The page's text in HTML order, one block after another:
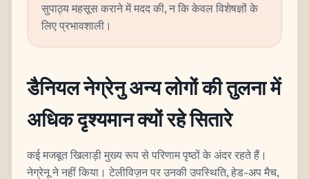
सुपाठ्य महसूस कराने में मदद की, न कि केवल विशेषज्ञों के
लिए प्रभावशाली।
डैनियल नेग्रेनु अन्य लोगों की तुलना में
अधिक दृश्यमान क्यों रहे सितारे
कई मजबूत खिलाड़ी मुख्य रूप से परिणाम पृष्ठों के अंदर रहते हैं।
नेग्रेनू ने नहीं किया। टेलीविज़न पर उनकी उपस्थिति, हेड-अप मैच,